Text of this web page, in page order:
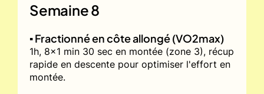
Semaine 8
▪️ Fractionné en côte allongé (VO2max)
1h, 8x1 min 30 sec en montée (zone 3), récup
rapide en descente pour optimiser l'effort en
montée.